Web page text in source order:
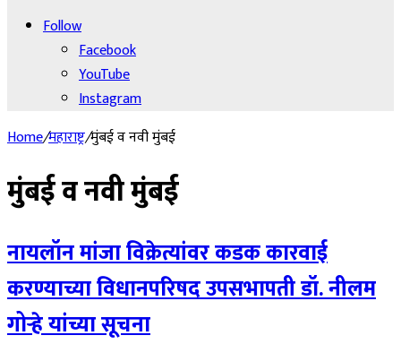
Follow
Facebook
YouTube
Instagram
Home/महाराष्ट्र/मुंबई व नवी मुंबई
मुंबई व नवी मुंबई
नायलॉन मांजा विक्रेत्यांवर कडक कारवाई
करण्याच्या विधानपरिषद उपसभापती डॉ. नीलम
गोऱ्हे यांच्या सूचना